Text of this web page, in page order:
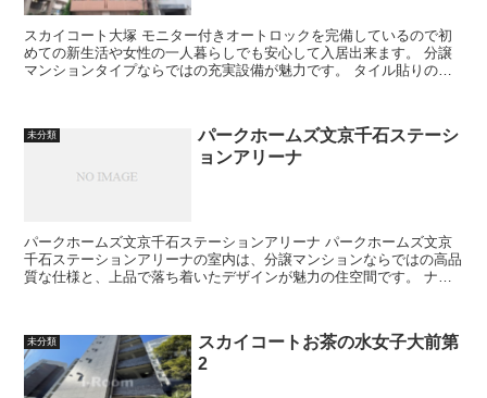
スカイコート大塚 モニター付きオートロックを完備しているので初
めての新生活や女性の一人暮らしでも安心して入居出来ます。 分譲
マンションタイプならではの充実設備が魅力です。 タイル貼りの外
未分類
パークホームズ文京千石ステーシ
ョンアリーナ
パークホームズ文京千石ステーションアリーナ パークホームズ文京
千石ステーションアリーナの室内は、分譲マンションならではの高品
質な仕様と、上品で落ち着いたデザインが魅力の住空間です。 ナチ
未分類
スカイコートお茶の水女子大前第
2